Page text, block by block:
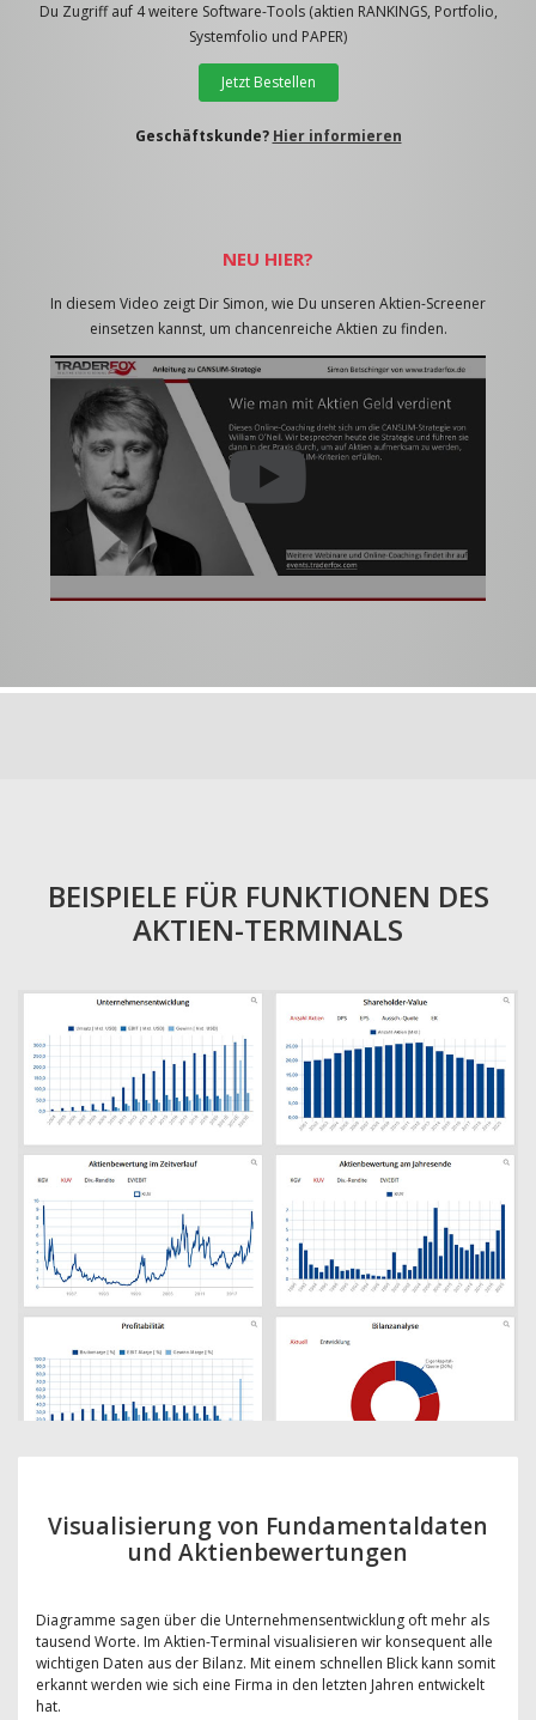
Du Zugriff auf 4 weitere Software-Tools (aktien RANKINGS, Portfolio,
Systemfolio und PAPER)
Jetzt Bestellen
Geschäftskunde? Hier informieren
NEU HIER?
In diesem Video zeigt Dir Simon, wie Du unseren Aktien-Screener
einsetzen kannst, um chancenreiche Aktien zu finden.
BEISPIELE FÜR FUNKTIONEN DES
AKTIEN-TERMINALS
Visualisierung von Fundamentaldaten
und Aktienbewertungen
Diagramme sagen über die Unternehmensentwicklung oft mehr als
tausend Worte. Im Aktien-Terminal visualisieren wir konsequent alle
wichtigen Daten aus der Bilanz. Mit einem schnellen Blick kann somit
erkannt werden wie sich eine Firma in den letzten Jahren entwickelt
hat.